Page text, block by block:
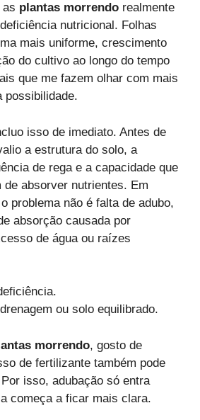
as plantas morrendo realmente
nutricional. Folhas
mais uniforme, crescimento
do cultivo ao longo do tempo
que me fazem olhar com mais
possibilidade.
isso de imediato. Antes de
a estrutura do solo, a
de rega e a capacidade que
de absorver nutrientes. Em
problema não é falta de adubo,
absorção causada por
de água ou raízes
ou solo equilibrado.
morrendo, gosto de
de fertilizante também pode
isso, adubação só entra
começa a ficar mais clara.